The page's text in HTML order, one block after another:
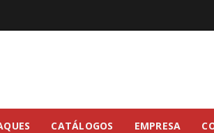
CATÁLOGOS EMPRESA